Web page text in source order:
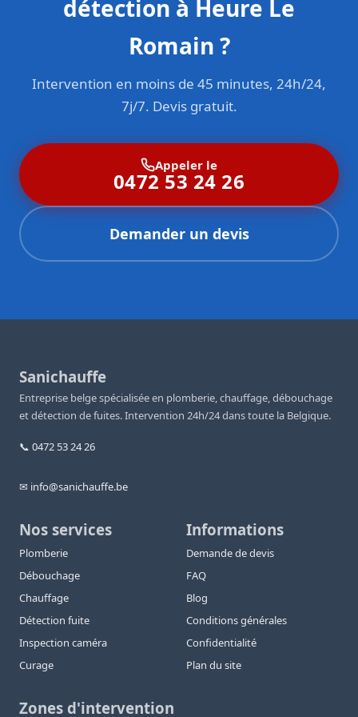
détection à Heure Le
Romain ?
Intervention en moins de 45 minutes, 24h/24,
7j/7. Devis gratuit.
Appeler le
0472 53 24 26
Demander un devis
Sanichauffe
Entreprise belge spécialisée en plomberie, chauffage, débouchage
et détection de fuites. Intervention 24h/24 dans toute la Belgique.
📞 0472 53 24 26
✉ info@sanichauffe.be
Nos services
Plomberie
Débouchage
Chauffage
Détection fuite
Inspection caméra
Curage
Informations
Demande de devis
FAQ
Blog
Conditions générales
Confidentialité
Plan du site
Zones d'intervention